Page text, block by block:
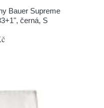
Bauer Supreme
černá, S